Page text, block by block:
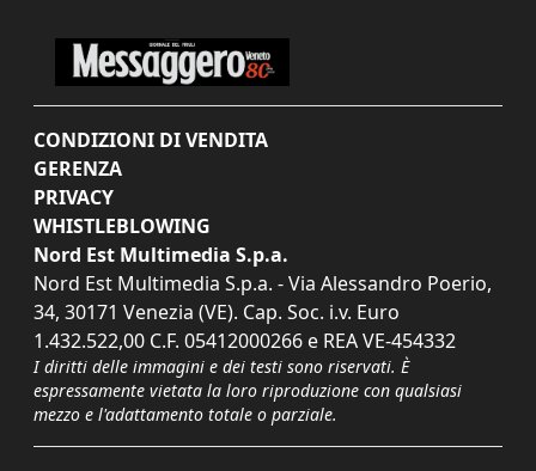
CONDIZIONI DI VENDITA
GERENZA
PRIVACY
WHISTLEBLOWING
Nord Est Multimedia S.p.a.
Nord Est Multimedia S.p.a. - Via Alessandro Poerio,
34, 30171 Venezia (VE). Cap. Soc. i.v. Euro
1.432.522,00 C.F. 05412000266 e REA VE-454332
I diritti delle immagini e dei testi sono riservati. È
espressamente vietata la loro riproduzione con qualsiasi
mezzo e l'adattamento totale o parziale.